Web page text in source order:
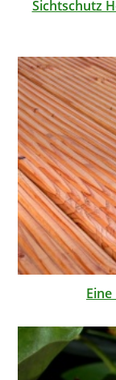
Sichtschutz